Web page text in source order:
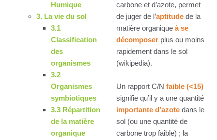
Humique
3. La vie du sol
3.1
Classification
des
organismes
3.2
Organismes
symbiotiques
3.3 Répartition
de la matière
organique
carbone et d’azote, permet
de juger de l’aptitude de la
matière organique à se
décomposer plus ou moins
rapidement dans le sol
(wikipedia).
Un rapport C/N faible (<15)
signifie qu’il y a une quantité
importante d’azote dans le
sol (ou une quantité de
carbone trop faible) ; la